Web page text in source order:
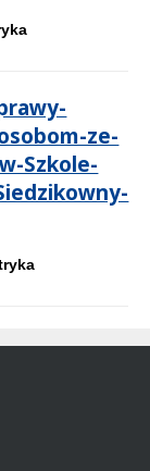
ze-
Szkole-